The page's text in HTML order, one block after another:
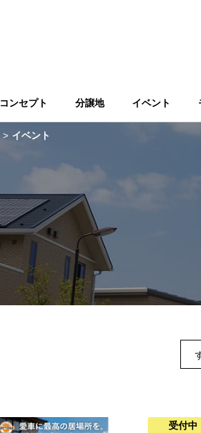
コンセプト 分譲地 イベント
イベント
受付中